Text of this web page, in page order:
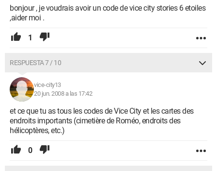
bonjour , je voudrais avoir un code de vice city stories 6 etoiles
,aider moi .
1
RESPUESTA 7 / 10
vice-city13
20 jun. 2008 a las 17:42
et ce que tu as tous les codes de Vice City et les cartes des
endroits importants (cimetière de Roméo, endroits des
hélicoptères, etc.)
0